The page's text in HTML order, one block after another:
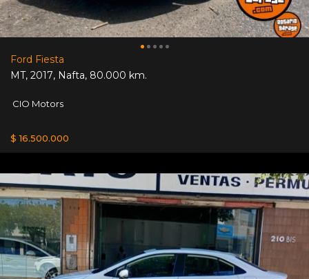
Ford Fiesta
MT, 2017, Nafta, 80.000 km.
CIO Motors
$ 16.500.000